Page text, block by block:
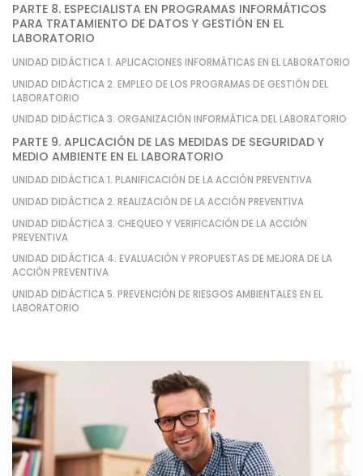
PARTE 8. ESPECIALISTA EN PROGRAMAS INFORMÁTICOS
PARA TRATAMIENTO DE DATOS Y GESTIÓN EN EL
LABORATORIO
UNIDAD DIDÁCTICA 1. APLICACIONES INFORMÁTICAS EN EL LABORATORIO
UNIDAD DIDÁCTICA 2. EMPLEO DE LOS PROGRAMAS DE GESTIÓN DEL
LABORATORIO
UNIDAD DIDÁCTICA 3. ORGANIZACIÓN INFORMÁTICA DEL LABORATORIO
PARTE 9. APLICACIÓN DE LAS MEDIDAS DE SEGURIDAD Y
MEDIO AMBIENTE EN EL LABORATORIO
UNIDAD DIDÁCTICA 1. PLANIFICACIÓN DE LA ACCIÓN PREVENTIVA
UNIDAD DIDÁCTICA 2. REALIZACIÓN DE LA ACCIÓN PREVENTIVA
UNIDAD DIDÁCTICA 3. CHEQUEO Y VERIFICACIÓN DE LA ACCIÓN
PREVENTIVA
UNIDAD DIDÁCTICA 4. EVALUACIÓN Y PROPUESTAS DE MEJORA DE LA
ACCIÓN PREVENTIVA
UNIDAD DIDÁCTICA 5. PREVENCIÓN DE RIESGOS AMBIENTALES EN EL
LABORATORIO